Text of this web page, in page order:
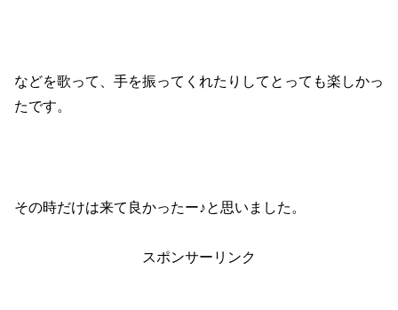
などを歌って、手を振ってくれたりしてとっても楽しかっ
たです。
その時だけは来て良かったー♪と思いました。
スポンサーリンク